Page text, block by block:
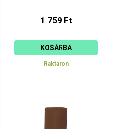
1 759 Ft
KOSÁRBA
Raktáron